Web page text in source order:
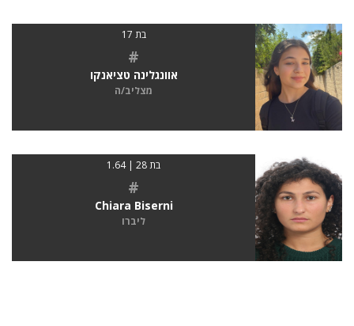
בת 17
#
אוונגלינה טציאנקו
מצליב/ה
בת 28 | 1.64
#
Chiara Biserni
ליברו